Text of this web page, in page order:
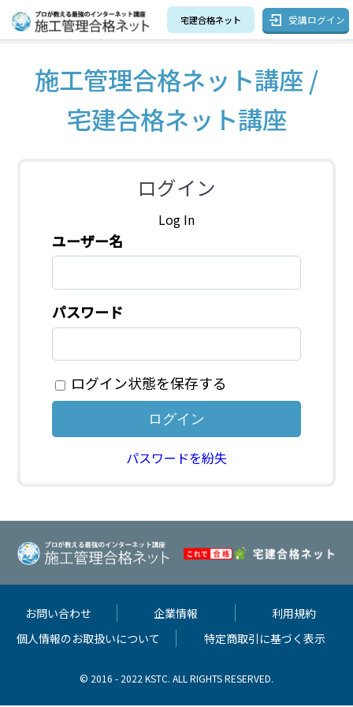
宅建合格ネット 受講ログイン
施工管理合格ネット講座 /
宅建合格ネット講座
ログイン
Log In
ユーザー名
パスワード
ログイン状態を保存する
パスワードを紛失
お問い合わせ 企業情報
利用規約
個人情報のお取扱いについて
特定商取引に基づく表示
© 2016 - 2022 KSTC. ALL RIGHTS RESERVED.